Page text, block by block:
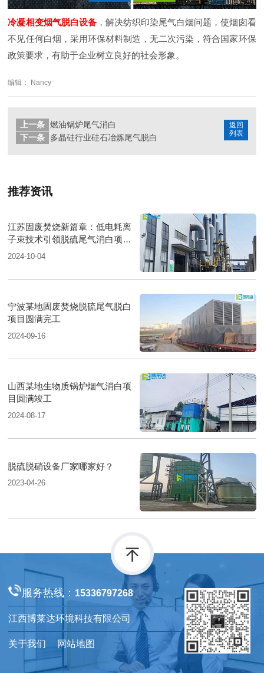
冷凝相变烟气脱白设备，解决纺织印染尾气白烟问题，使烟囱看
不见任何白烟，采用环保材料制造，无二次污染，符合国家环保
政策要求，有助于企业树立良好的社会形象。
编辑： Nancy
返回
列表
上一条 燃油锅炉尾气消白
下一条
多晶硅行业硅石冶炼尾气脱白
推荐资讯
江苏固废焚烧新篇章：低电耗离
子束技术引领脱硫尾气消白项目
圆满落成
2024-10-04
宁波某地固废焚烧脱硫尾气脱白
项目圆满完工
2024-09-16
山西某地生物质锅炉烟气消白项
目圆满竣工
2024-08-17
脱硫脱硝设备厂家哪家好？
2023-04-26
服务热线： 15336797268
江西博莱达环境科技有限公司
关于我们 网站地图